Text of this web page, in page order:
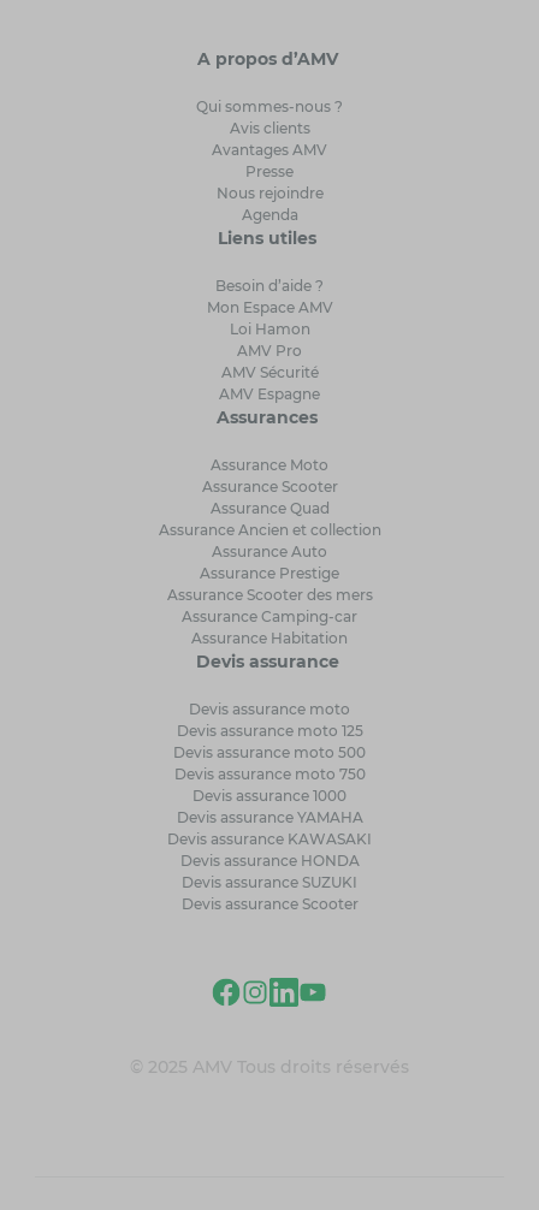
A propos d’AMV
Qui sommes-nous ?
Avis clients
Avantages AMV
Presse
Nous rejoindre
Agenda
Liens utiles
Besoin d’aide ?
Mon Espace AMV
Loi Hamon
AMV Pro
AMV Sécurité
AMV Espagne
Assurances
Assurance Moto
Assurance Scooter
Assurance Quad
Assurance Ancien et collection
Assurance Auto
Assurance Prestige
Assurance Scooter des mers
Assurance Camping-car
Assurance Habitation
Devis assurance
Devis assurance moto
Devis assurance moto 125
Devis assurance moto 500
Devis assurance moto 750
Devis assurance 1000
Devis assurance YAMAHA
Devis assurance KAWASAKI
Devis assurance HONDA
Devis assurance SUZUKI
Devis assurance Scooter
© 2025 AMV Tous droits réservés